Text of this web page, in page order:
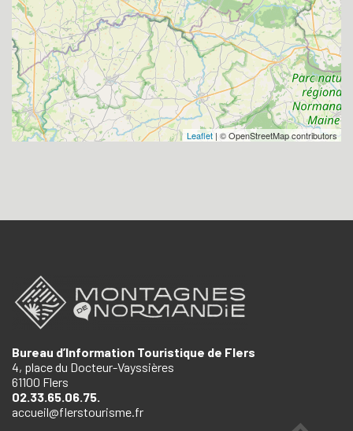
Leaflet | © OpenStreetMap contributors
Bureau d’Information Touristique de Flers
4, place du Docteur-Vayssières
61100 Flers
02.33.65.06.75.
accueil@flerstourisme.fr